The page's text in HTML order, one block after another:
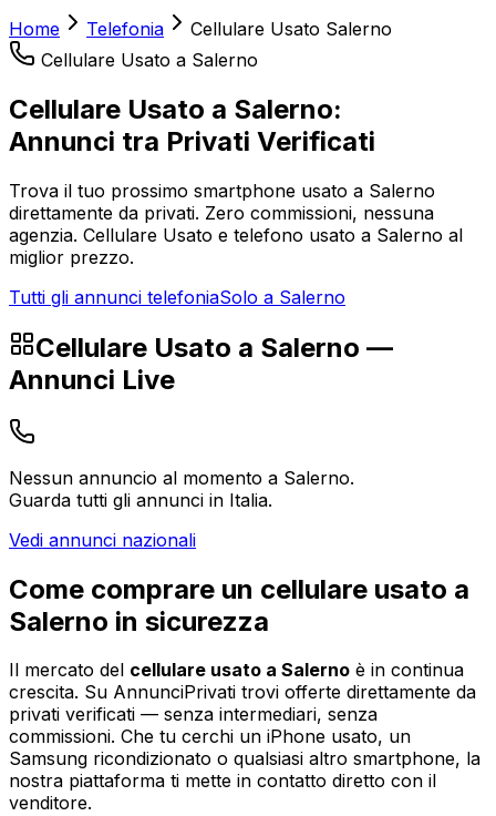
Home Telefonia Cellulare Usato Salerno
Cellulare Usato a Salerno
Cellulare Usato a Salerno:
Annunci tra Privati Verificati
Trova il tuo prossimo smartphone usato a Salerno
direttamente da privati. Zero commissioni, nessuna
agenzia. Cellulare Usato e telefono usato a Salerno al
miglior prezzo.
Tutti gli annunci telefoniaSolo a Salerno
Cellulare Usato a Salerno —
Annunci Live
Nessun annuncio al momento a Salerno.
Guarda tutti gli annunci in Italia.
Vedi annunci nazionali
Come comprare un cellulare usato a
Salerno in sicurezza
Il mercato del cellulare usato a Salerno è in continua
crescita. Su AnnunciPrivati trovi offerte direttamente da
privati verificati — senza intermediari, senza
commissioni. Che tu cerchi un iPhone usato, un
Samsung ricondizionato o qualsiasi altro smartphone, la
nostra piattaforma ti mette in contatto diretto con il
venditore.